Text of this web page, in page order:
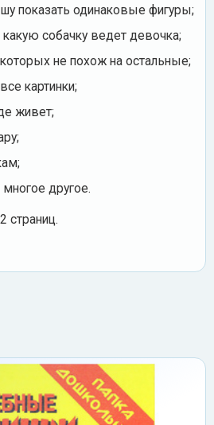
показать одинаковые фигуры;
собачку ведет девочка;
не похож на остальные;
картинки;
живет;
другое.
страниц.